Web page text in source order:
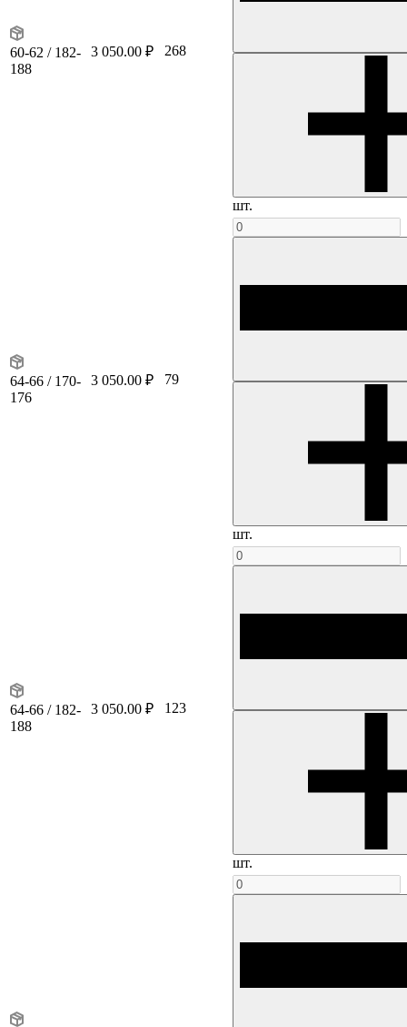
60-62 / 182-
188
3 050.00 ₽ 268
шт.
64-66 / 170-
176
3 050.00 ₽ 79
шт.
64-66 / 182-
188
3 050.00 ₽ 123
шт.